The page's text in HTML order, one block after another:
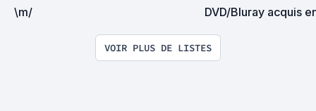
\m/ DVD/Bluray acquis
VOIR PLUS DE LISTES